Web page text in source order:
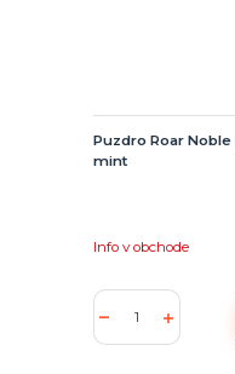
Puzdro Roar
mint
Info v obchode